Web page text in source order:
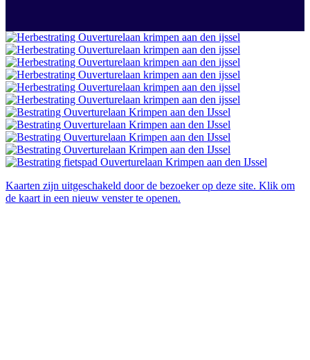
Kaarten zijn uitgeschakeld door de bezoeker op deze site. Klik om
de kaart in een nieuw venster te openen.